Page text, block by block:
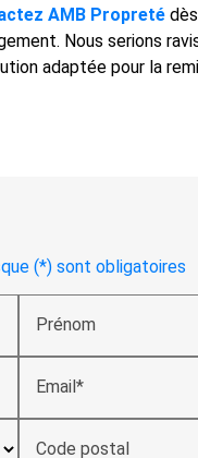
AMB Propreté
Nous serions
adaptée pour la
(*) sont obligatoires
Prénom
Email*
Code postal